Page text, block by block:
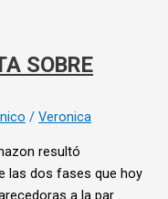
SOBRE
/ Veronica
resultó
las dos fases que hoy
a la par